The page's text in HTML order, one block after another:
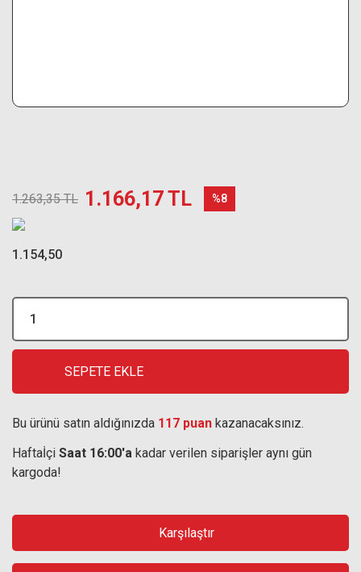
1.263,35 TL 1.166,17 TL %8
1.154,50
SEPETE EKLE
Bu ürünü satın aldığınızda 117 puan kazanacaksınız.
Haftaİçi Saat 16:00'a kadar verilen siparişler aynı gün
kargoda!
Karşılaştır